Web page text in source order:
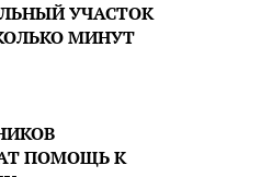
УЧАСТОК
МИНУТ
ПОМОЩЬ К